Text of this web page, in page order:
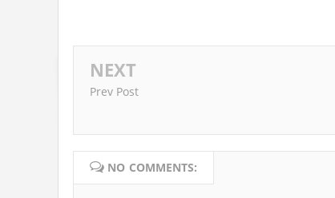
NEXT
Prev Post
NO COMMENTS: